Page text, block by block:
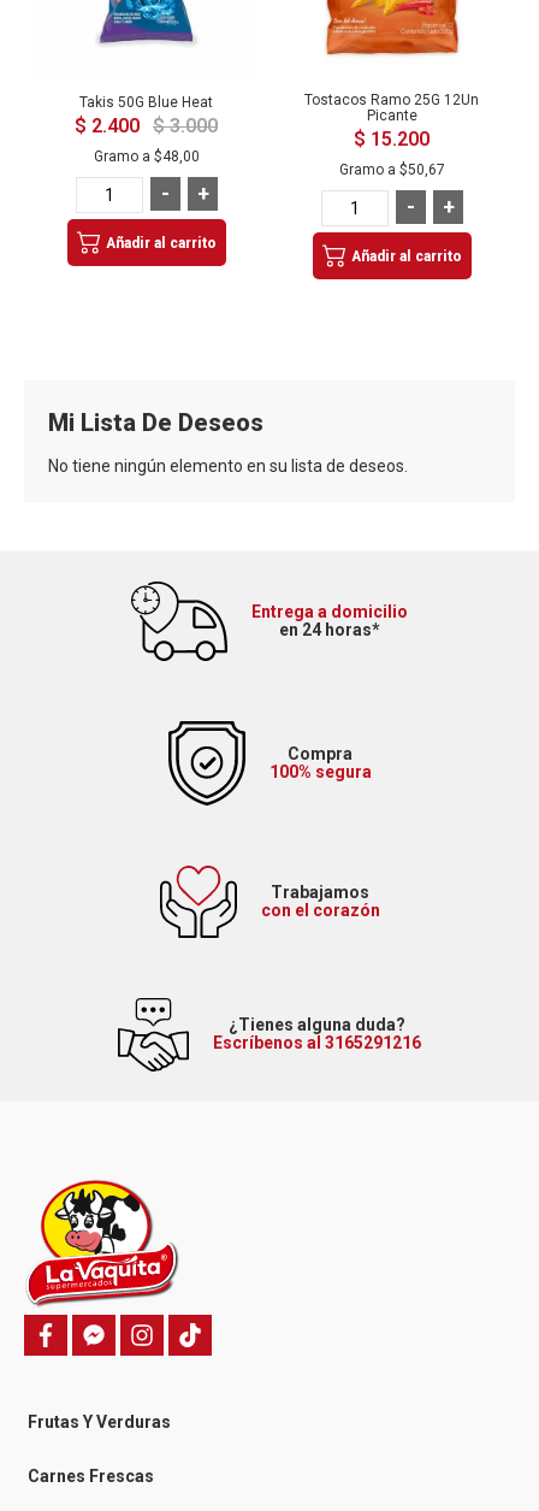
Takis 50G Blue Heat
$ 2.400 $ 3.000
Gramo a $48,00
+
-
Añadir al carrito
Tostacos Ramo 25G 12Un
Picante
$ 15.200
Gramo a $50,67
+
-
Añadir al carrito
Mi Lista De Deseos
No tiene ningún elemento en su lista de deseos.
Entrega a domicilio
en 24 horas*
Compra
100% segura
Trabajamos
con el corazón
¿Tienes alguna duda?
Escríbenos al 3165291216
f
a
b
o
f
a
b
o
-
i
n
g
m
T
i
Frutas Y Verduras
Carnes Frescas